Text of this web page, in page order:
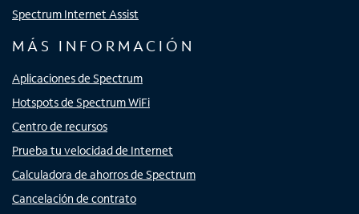
Spectrum Internet Assist
MÁS INFORMACIÓN
Aplicaciones de Spectrum
Hotspots de Spectrum WiFi
Centro de recursos
Prueba tu velocidad de Internet
Calculadora de ahorros de Spectrum
Cancelación de contrato